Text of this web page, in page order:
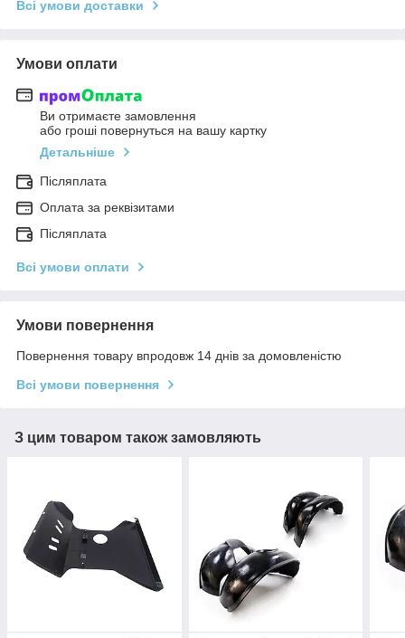
Всі умови доставки
Умови оплати
Ви отримаєте замовлення
або гроші повернуться на вашу картку
Детальніше
Післяплата
Оплата за реквізитами
Післяплата
Всі умови оплати
Умови повернення
Повернення товару впродовж 14 днів за домовленістю
Всі умови повернення
З цим товаром також замовляють